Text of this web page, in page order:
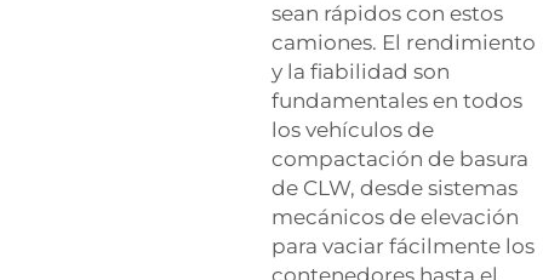
sean rápidos con estos
camiones. El rendimiento
y la fiabilidad son
fundamentales en todos
los vehículos de
compactación de basura
de CLW, desde sistemas
mecánicos de elevación
para vaciar fácilmente los
contenedores hasta el